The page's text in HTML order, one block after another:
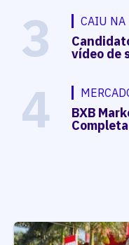
3 CAIU NA
vídeo de
4 BXB